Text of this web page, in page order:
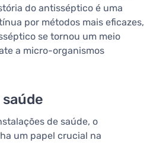
do antisséptico é uma
por métodos mais eficazes,
se tornou um meio
a micro-organismos
de saúde, o
um papel crucial na